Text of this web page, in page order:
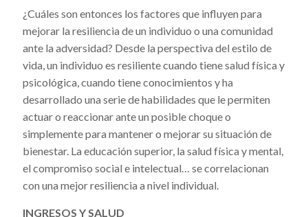
¿Cuáles son entonces los factores que influyen para
mejorar la resiliencia de un individuo o una comunidad
ante la adversidad? Desde la perspectiva del estilo de
vida, un individuo es resiliente cuando tiene salud física y
psicológica, cuando tiene conocimientos y ha
desarrollado una serie de habilidades que le permiten
actuar o reaccionar ante un posible choque o
simplemente para mantener o mejorar su situación de
bienestar. La educación superior, la salud física y mental,
el compromiso social e intelectual… se correlacionan
con una mejor resiliencia a nivel individual.
INGRESOS Y SALUD